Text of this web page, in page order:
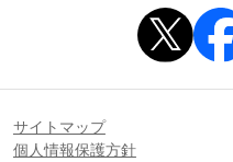
サイトマップ
個人情報保護方針